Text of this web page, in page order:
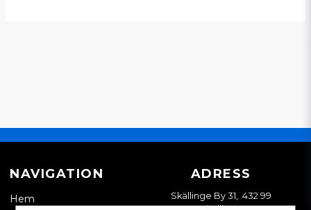
NAVIGATION
Hem
ADRESS
Skällinge By 31, 432 99